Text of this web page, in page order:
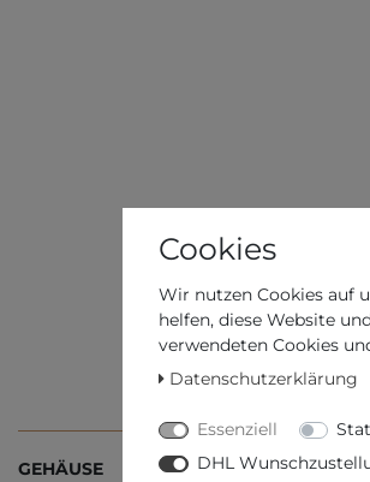
TECHNISCHE DATEN
GEHÄUSE
Cookies
Wir nutzen Cookies auf
helfen, diese Website
verwendeten Cookies
Datenschutzerklärung
Essenziell
DHL